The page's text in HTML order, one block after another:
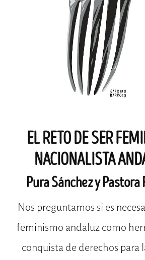
EL RETO DE SER
NACIONALISTA
Pura Sánchez y
Nos preguntamos si es
feminismo andaluz como
conquista de derechos para